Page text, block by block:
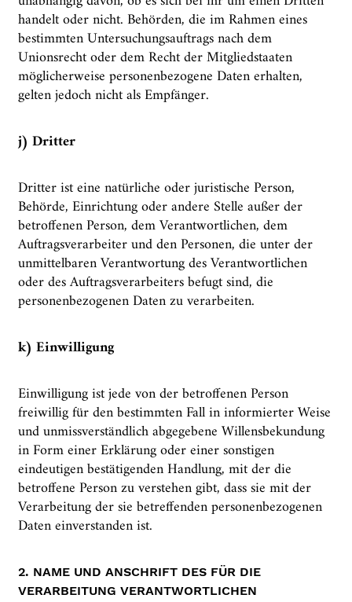
handelt oder nicht. Behörden, die im Rahmen eines
bestimmten Untersuchungsauftrags nach dem
Unionsrecht oder dem Recht der Mitgliedstaaten
möglicherweise personenbezogene Daten erhalten,
gelten jedoch nicht als Empfänger.
j) Dritter
Dritter ist eine natürliche oder juristische Person,
Behörde, Einrichtung oder andere Stelle außer der
betroffenen Person, dem Verantwortlichen, dem
Auftragsverarbeiter und den Personen, die unter der
unmittelbaren Verantwortung des Verantwortlichen
oder des Auftragsverarbeiters befugt sind, die
personenbezogenen Daten zu verarbeiten.
k) Einwilligung
Einwilligung ist jede von der betroffenen Person
freiwillig für den bestimmten Fall in informierter Weise
und unmissverständlich abgegebene Willensbekundung
in Form einer Erklärung oder einer sonstigen
eindeutigen bestätigenden Handlung, mit der die
betroffene Person zu verstehen gibt, dass sie mit der
Verarbeitung der sie betreffenden personenbezogenen
Daten einverstanden ist.
2. NAME UND ANSCHRIFT DES FÜR DIE
VERARBEITUNG VERANTWORTLICHEN